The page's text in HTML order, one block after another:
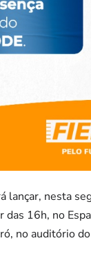
lançar, nesta
16h, no
no auditório